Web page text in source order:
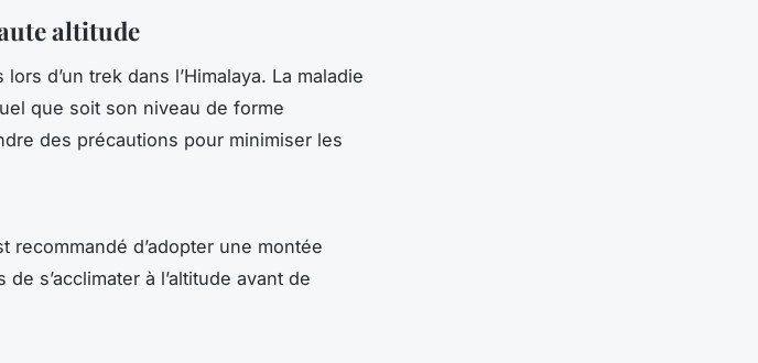
altitude
d’un trek dans l’Himalaya. La maladie
que soit son niveau de forme
des précautions pour minimiser les
recommandé d’adopter une montée
s’acclimater à l’altitude avant de